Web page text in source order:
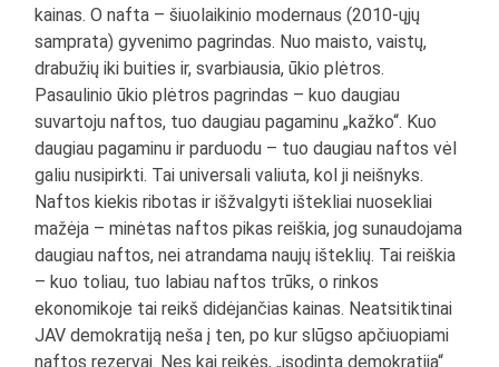
kainas. O nafta – šiuolaikinio modernaus (2010-ųjų
samprata) gyvenimo pagrindas. Nuo maisto, vaistų,
drabužių iki buities ir, svarbiausia, ūkio plėtros.
Pasaulinio ūkio plėtros pagrindas – kuo daugiau
suvartoju naftos, tuo daugiau pagaminu „kažko“. Kuo
daugiau pagaminu ir parduodu – tuo daugiau naftos vėl
galiu nusipirkti. Tai universali valiuta, kol ji neišnyks.
Naftos kiekis ribotas ir išžvalgyti ištekliai nuosekliai
mažėja – minėtas naftos pikas reiškia, jog sunaudojama
daugiau naftos, nei atrandama naujų išteklių. Tai reiškia
– kuo toliau, tuo labiau naftos trūks, o rinkos
ekonomikoje tai reikš didėjančias kainas. Neatsitiktinai
JAV demokratiją neša į ten, po kur slūgso apčiuopiami
naftos rezervai. Nes kai reikės, „įsodinta demokratija“